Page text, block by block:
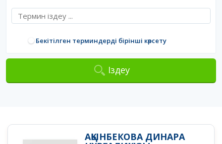
Бекітілген терминдерді бірінші көрсету
Іздеу
АҚЫНБЕКОВА ДИНАРА